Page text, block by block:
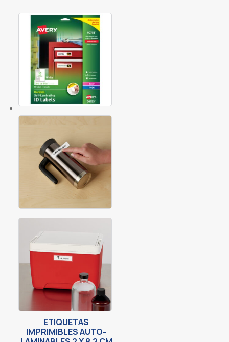
ETIQUETAS
IMPRIMIBLES AUTO-